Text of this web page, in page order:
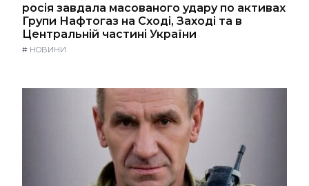
росія завдала масованого удару по активах
Групи Нафтогаз на Сході, Заході та в
Центральній частині України
# НОВИНИ